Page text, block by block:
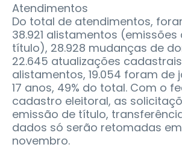
Atendimentos
Do total de atendimentos,
38.921 alistamentos
título), 28.928 mudanças de
22.645 atualizações
alistamentos, 19.054 foram de
17 anos, 49% do total. Com o
cadastro eleitoral, as
emissão de título,
dados só serão retomadas
novembro.